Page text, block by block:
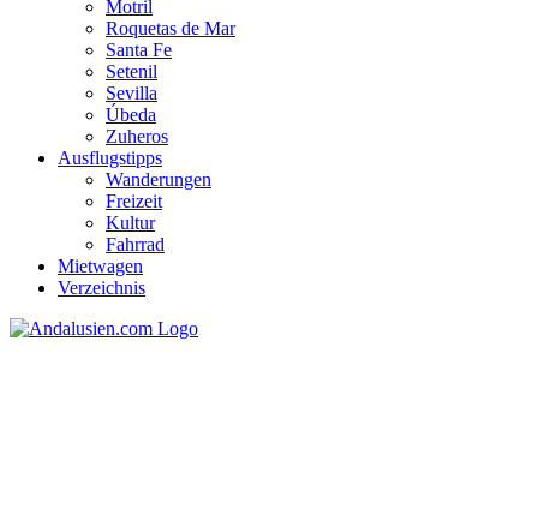
Motril
Roquetas de Mar
Santa Fe
Setenil
Sevilla
Úbeda
Zuheros
Ausflugstipps
Wanderungen
Freizeit
Kultur
Fahrrad
Mietwagen
Verzeichnis